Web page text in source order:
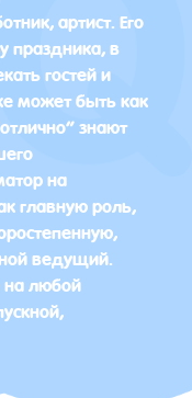
артист. Его
праздника, в
гостей и
может быть как
знают
на
главную роль,
ведущий.
на любой